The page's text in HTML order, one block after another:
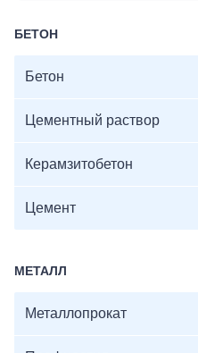
БЕТОН
Бетон
Цементный раствор
Керамзитобетон
Цемент
МЕТАЛЛ
Металлопрокат